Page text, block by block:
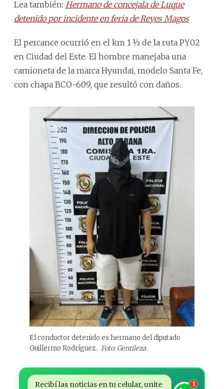
Lea también: Hermano de concejala de Luque
detenido por incidente en feria de Reyes Magos
El percance ocurrió en el km 1 ½ de la ruta PY02
en Ciudad del Este. El hombre manejaba una
camioneta de la marca Hyundai, modelo Santa Fe,
con chapa BCO-609, que resultó con daños.
El conductor detenido es hermano del diputado
Guillermo Rodríguez. Foto: Gentileza.
Recibí las noticias en tu celular, unite
1